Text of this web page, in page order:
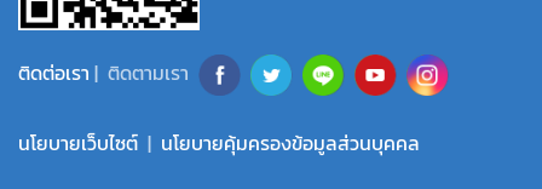
ติดต่อเรา | ติดตามเรา
นโยบายเว็บไซต์ | นโยบายคุ้มครองข้อมูลส่วนบุคคล